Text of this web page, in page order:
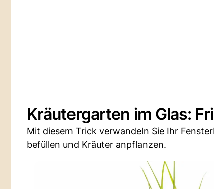
Kräutergarten im Glas:
Mit diesem Trick verwandeln Sie Ihr
befüllen und Kräuter anpflanzen.